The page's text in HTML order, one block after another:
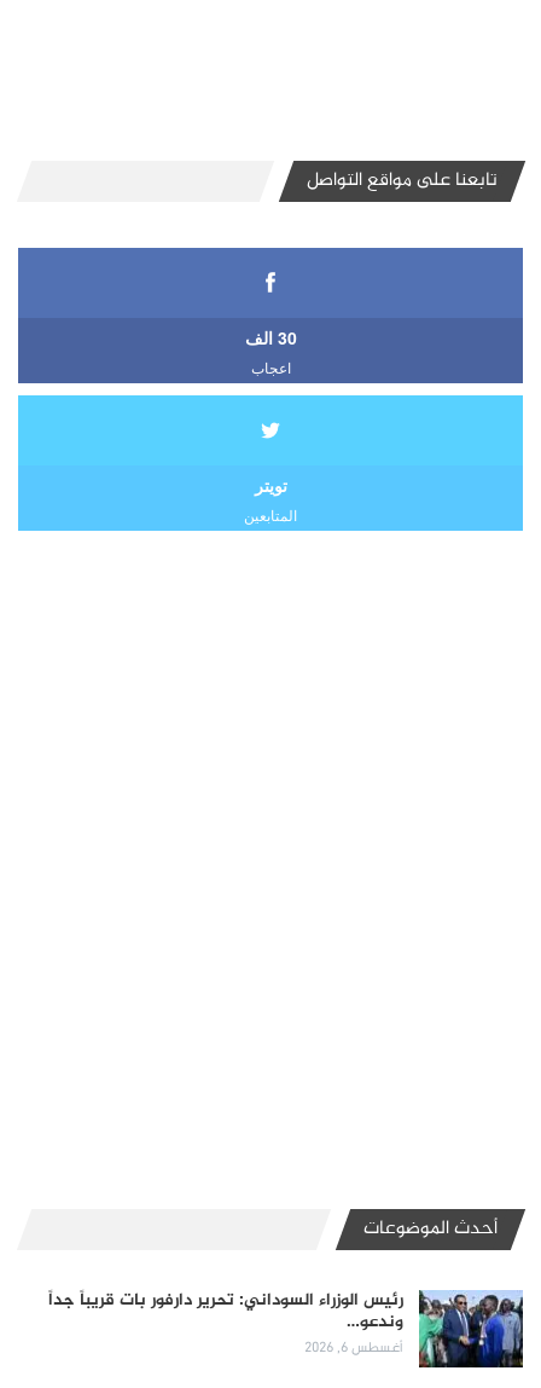
تابعنا على مواقع التواصل
30 الف
اعجاب
تويتر
المتابعين
أحدث الموضوعات
رئيس الوزراء السوداني: تحرير دارفور بات قريباً جداً
وندعو…
أغسطس 6, 2026